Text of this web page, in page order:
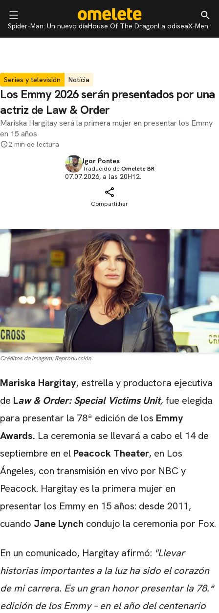
Spider-Man: Un nuevo díaHouse Of The DragonLa odiseaX-Men 97
Series y televisión Notícia
Los Emmy 2026 serán presentados por una
actriz de Law & Order
Mariska Hargitay será la primera mujer en presentar los Emmy
en 15 años
2 min de lectura
Igor Pontes
Traducido deOmelete BR
07.07.2026, a las 20H12.
Compartilhar
Créditos da imagem: Reproducción
Mariska Hargitay, estrella y productora ejecutiva
de Law & Order: Special Victims Unit, fue elegida
para presentar la 78ª edición de los Emmy
Awards. La ceremonia se llevará a cabo el 14 de
septiembre en el Peacock Theater, en Los
Ángeles, con transmisión en vivo por NBC y
Peacock. Hargitay es la primera mujer en
presentar los Emmy en 15 años: desde 2011,
cuando Jane Lynch condujo la ceremonia por Fox.
En un comunicado, Hargitay afirmó: "Llevar
historias importantes a la luz ha sido el corazón
de mi carrera. Es un gran honor presentar la 78.ª
edición de los Emmy – en el año del centenario